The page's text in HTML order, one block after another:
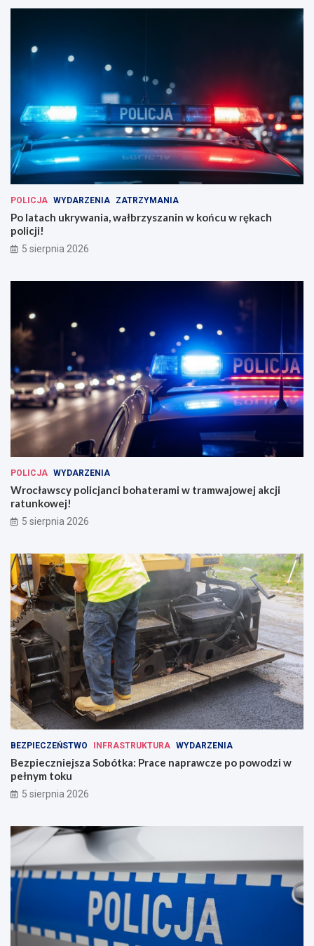
POLICJA WYDARZENIA ZATRZYMANIA
Po latach ukrywania, wałbrzyszanin w końcu w rękach
policji!
5 sierpnia 2026
POLICJA WYDARZENIA
Wrocławscy policjanci bohaterami w tramwajowej akcji
ratunkowej!
5 sierpnia 2026
BEZPIECZEŃSTWO INFRASTRUKTURA WYDARZENIA
Bezpieczniejsza Sobótka: Prace naprawcze po powodzi w
pełnym toku
5 sierpnia 2026